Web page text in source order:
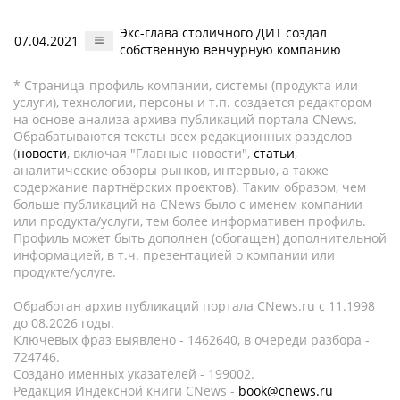
07.04.2021
Экс-глава столичного ДИТ создал
собственную венчурную компанию
* Страница-профиль компании, системы (продукта или
услуги), технологии, персоны и т.п. создается редактором
на основе анализа архива публикаций портала CNews.
Обрабатываются тексты всех редакционных разделов
(новости, включая "Главные новости", статьи,
аналитические обзоры рынков, интервью, а также
содержание партнёрских проектов). Таким образом, чем
больше публикаций на CNews было с именем компании
или продукта/услуги, тем более информативен профиль.
Профиль может быть дополнен (обогащен) дополнительной
информацией, в т.ч. презентацией о компании или
продукте/услуге.
Обработан архив публикаций портала CNews.ru c 11.1998
до 08.2026 годы.
Ключевых фраз выявлено - 1462640, в очереди разбора -
724746.
Создано именных указателей - 199002.
Редакция Индексной книги CNews - book@cnews.ru